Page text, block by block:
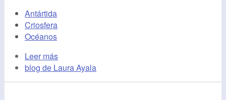
Antártida
Criosfera
Océanos
Leer más
blog de Laura Ayala